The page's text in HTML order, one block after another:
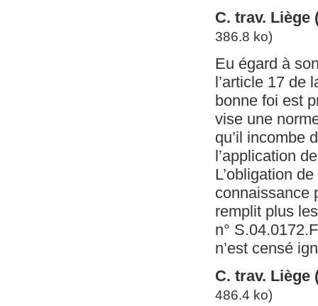
C. trav. Liège
386.8 ko)
Eu égard à
l’article 17 de
bonne foi est
vise une
qu’il incombe
l’application
L’obligation
connaissance
remplit plus
n°
n’est censé
C. trav. Liège
486.4 ko)